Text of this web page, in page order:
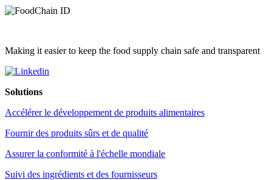
Making it easier to keep the food supply chain safe and transparent
Solutions
Accélérer le développement de produits alimentaires
Fournir des produits sûrs et de qualité
Assurer la conformité à l'échelle mondiale
Suivi des ingrédients et des fournisseurs